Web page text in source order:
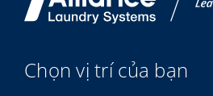
Chọn vị trí của bạn